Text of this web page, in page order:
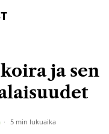
ja sen
5 min lukuaika